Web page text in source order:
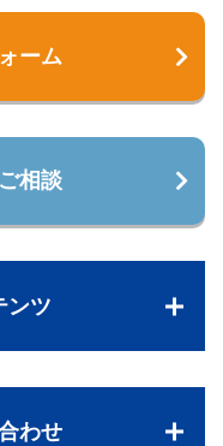
ーム
相談
ンツ
わせ